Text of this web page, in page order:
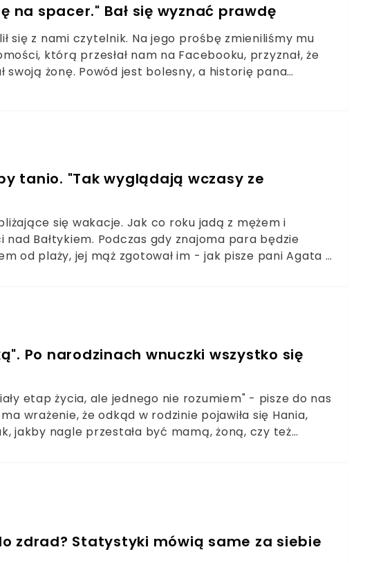
na spacer." Bał się wyznać prawdę
się z nami czytelnik. Na jego prośbę zmieniliśmy mu
którą przesłał nam na Facebooku, przyznał, że
swoją żonę. Powód jest bolesny, a historię pana
tanio. "Tak wyglądają wczasy ze
się wakacje. Jak co roku jadą z mężem i
Bałtykiem. Podczas gdy znajoma para będzie
od plaży, jej mąż zgotował im - jak pisze pani Agata -
Po narodzinach wnuczki wszystko się
etap życia, ale jednego nie rozumiem" - pisze do nas
wrażenie, że odkąd w rodzinie pojawiła się Hania,
jakby nagle przestała być mamą, żoną, czy też
zdrad? Statystyki mówią same za siebie